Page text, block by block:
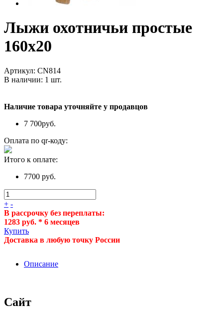
Лыжи охотничьи простые
160х20
Артикул: CN814
В наличии: 1 шт.
Наличие товара уточняйте у продавцов
7 700руб.
Оплата по qr-коду:
Итого к оплате:
7700 руб.
+ -
В рассрочку без переплаты:
1283 руб. * 6 месяцев
Купить
Доставка в любую точку России
Описание
Сайт